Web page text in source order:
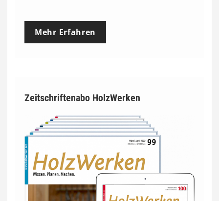
Mehr Erfahren
Zeitschriftenabo HolzWerken